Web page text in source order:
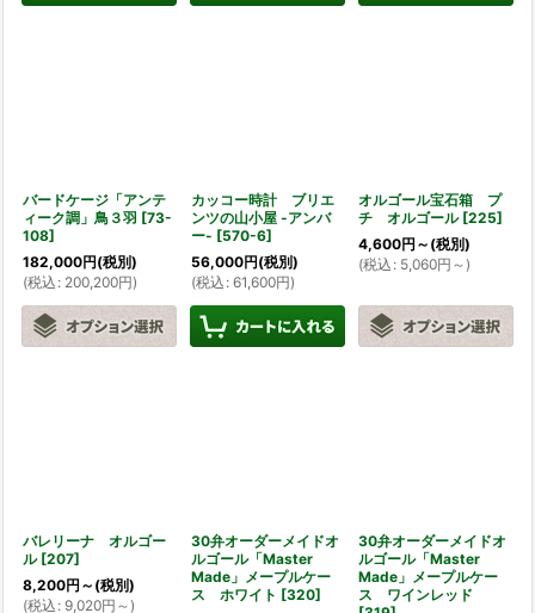
バードケージ「アンテ
ィーク調」鳥３羽 [73-
108]
182,000円(税別)
(税込 : 200,200円)
カッコー時計 ブリエ
ンツの山小屋 -アンバ
ー- [570-6]
56,000円(税別)
(税込 : 61,600円)
オルゴール宝石箱 プ
チ オルゴール [225]
4,600円 ～ (税別)
(税込 : 5,060円 ～)
バレリーナ オルゴー
ル [207]
8,200円 ～ (税別)
(税込 : 9,020円 ～)
30弁オーダーメイドオ
ルゴール「Master
Made」メープルケー
ス ホワイト [320]
30弁オーダーメイドオ
ルゴール「Master
Made」メープルケー
ス ワインレッド